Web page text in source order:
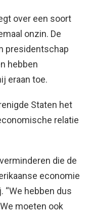
over een soort
onzin. De
presidentschap
hebben
eraan toe.
Staten het
relatie
die de
economie
“We hebben dus
moeten ook